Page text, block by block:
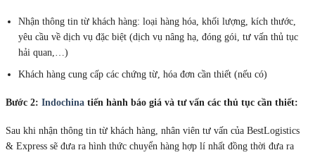
Nhận thông tin từ khách hàng: loại hàng hóa, khối lượng, kích thước,
yêu cầu về dịch vụ đặc biệt (dịch vụ nâng hạ, đóng gói, tư vấn thủ tục
hải quan,…)
Khách hàng cung cấp các chứng từ, hóa đơn cần thiết (nếu có)
Bước 2: Indochina tiến hành báo giá và tư vấn các thủ tục cần thiết:
Sau khi nhận thông tin từ khách hàng, nhân viên tư vấn của BestLogistics
& Express sẽ đưa ra hình thức chuyển hàng hợp lí nhất đồng thời đưa ra